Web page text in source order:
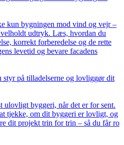
kun bygningen mod vind og vejr –
udtryk. Læs, hvordan du
korrekt forberedelse og de rette
levetid og bevare facadens
på tilladelserne og lovliggør dit
ulovligt byggeri, når det er for sent.
tjekke, om dit byggeri er lovligt, og
dit projekt trin for trin – så du får ro